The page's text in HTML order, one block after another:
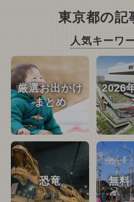
東京都の記
人気キーワ
厳選お出かけ
まとめ
2026
恐竜 無料